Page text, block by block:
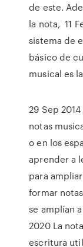
de este.
la nota, 11
sistema de
básico de
musical es
29 Sep
notas
o en los
aprender a
para
formar
se amplían
2020 La
escritura